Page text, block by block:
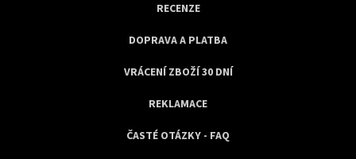
RECENZE
DOPRAVA A PLATBA
VRÁCENÍ ZBOŽÍ 30 DNÍ
REKLAMACE
ČASTÉ OTÁZKY - FAQ